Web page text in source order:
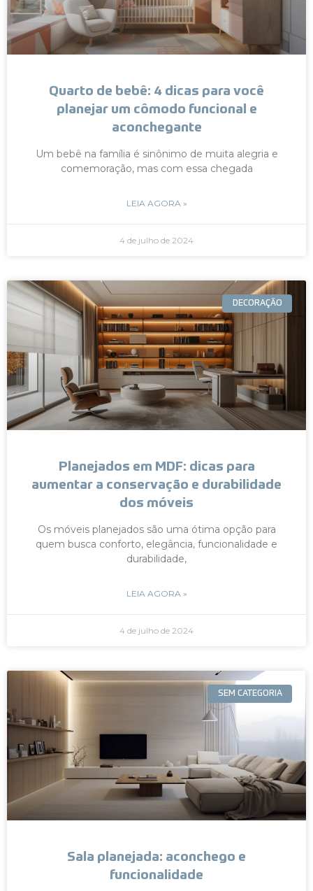
Quarto de bebê: 4 dicas para você
planejar um cômodo funcional e
aconchegante
Um bebê na família é sinônimo de muita alegria e
comemoração, mas com essa chegada
LEIA AGORA »
4 de julho de 2024
DECORAÇÃO
Planejados em MDF: dicas para
aumentar a conservação e durabilidade
dos móveis
Os móveis planejados são uma ótima opção para
quem busca conforto, elegância, funcionalidade e
durabilidade,
LEIA AGORA »
4 de julho de 2024
SEM CATEGORIA
Sala planejada: aconchego e
funcionalidade